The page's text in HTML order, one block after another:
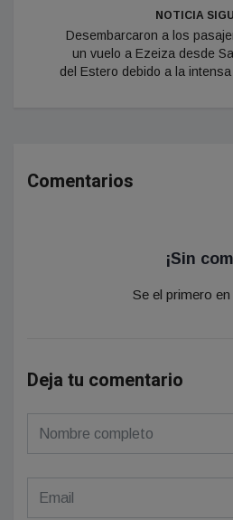
NOTICIA
Desembarcaron a los
un vuelo a Ezeiza desde
del Estero debido a la
Comentarios
¡Sin
Se el primero
Deja tu comentario